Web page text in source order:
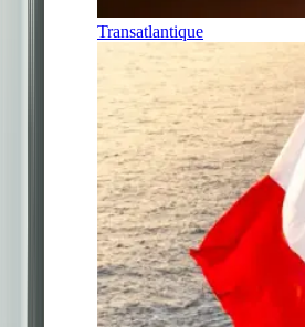
Transatlantique